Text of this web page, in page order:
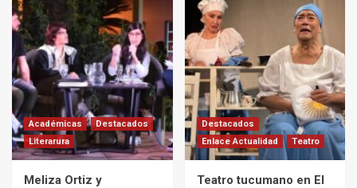
Académicas
Destacados
Literarura
Meliza Ortiz y
Destacados
Enlace Actualidad
Teatro
Teatro tucumano en El